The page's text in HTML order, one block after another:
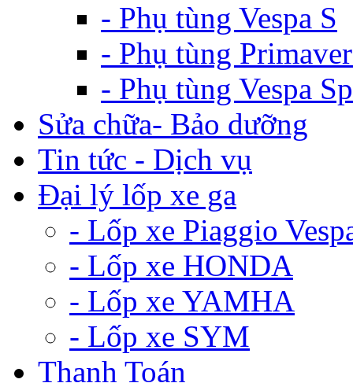
- Phụ tùng Vespa S
- Phụ tùng
- Phụ tùng Vespa
Sửa chữa- Bảo dưỡng
Tin tức - Dịch vụ
Đại lý lốp xe ga
- Lốp xe Piaggio
- Lốp xe HONDA
- Lốp xe YAMHA
- Lốp xe SYM
Thanh Toán